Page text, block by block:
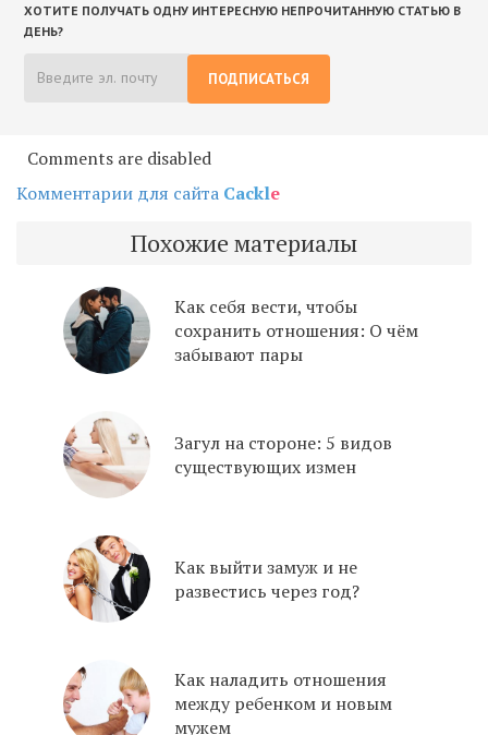
ХОТИТЕ ПОЛУЧАТЬ ОДНУ ИНТЕРЕСНУЮ НЕПРОЧИТАННУЮ СТАТЬЮ В
ДЕНЬ?
ПОДПИСАТЬСЯ
Comments are disabled
Комментарии для сайта Cackle
Похожие материалы
Как себя вести, чтобы
сохранить отношения: О чём
забывают пары
Загул на стороне: 5 видов
существующих измен
Как выйти замуж и не
развестись через год?
Как наладить отношения
между ребенком и новым
мужем